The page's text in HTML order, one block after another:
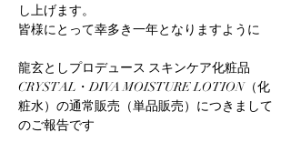
し上げます。
皆様にとって幸多き一年となりますように
龍玄としプロデュース スキンケア化粧品
CRYSTAL・DIVA MOISTURE LOTION（化
粧水）の通常販売（単品販売）につきまして
のご報告です